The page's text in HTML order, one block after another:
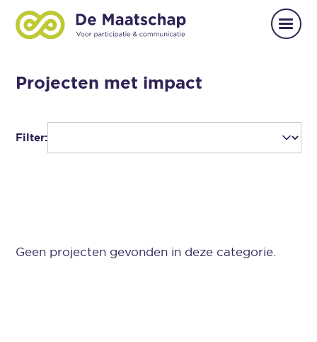
Projecten met impact
Filter:
Geen projecten gevonden in deze categorie.